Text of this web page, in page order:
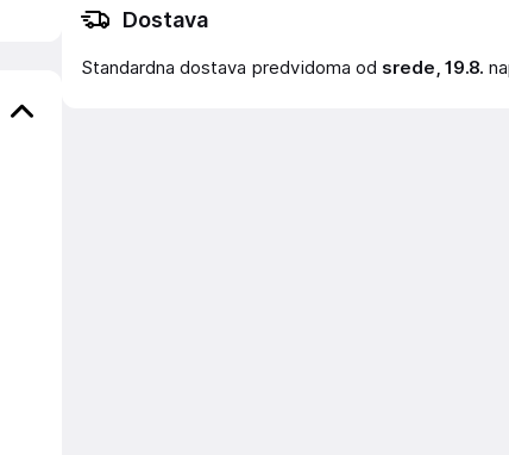
Dostava
Standardna dostava predvidoma od srede, 19.8.